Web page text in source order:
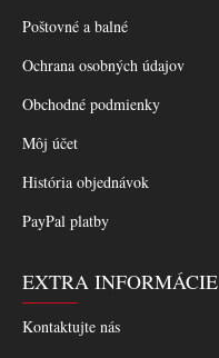
Poštovné a balné
Ochrana osobných údajov
Obchodné podmienky
Môj účet
História objednávok
PayPal platby
EXTRA INFORMÁCIE
Kontaktujte nás